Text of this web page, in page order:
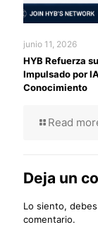
junio 11, 2026
HYB Refuerza
Impulsado por
Conocimiento
Read
Deja un
Lo siento,
comentario.